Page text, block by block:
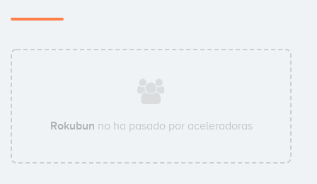
Rokubun no ha pasado por aceleradoras